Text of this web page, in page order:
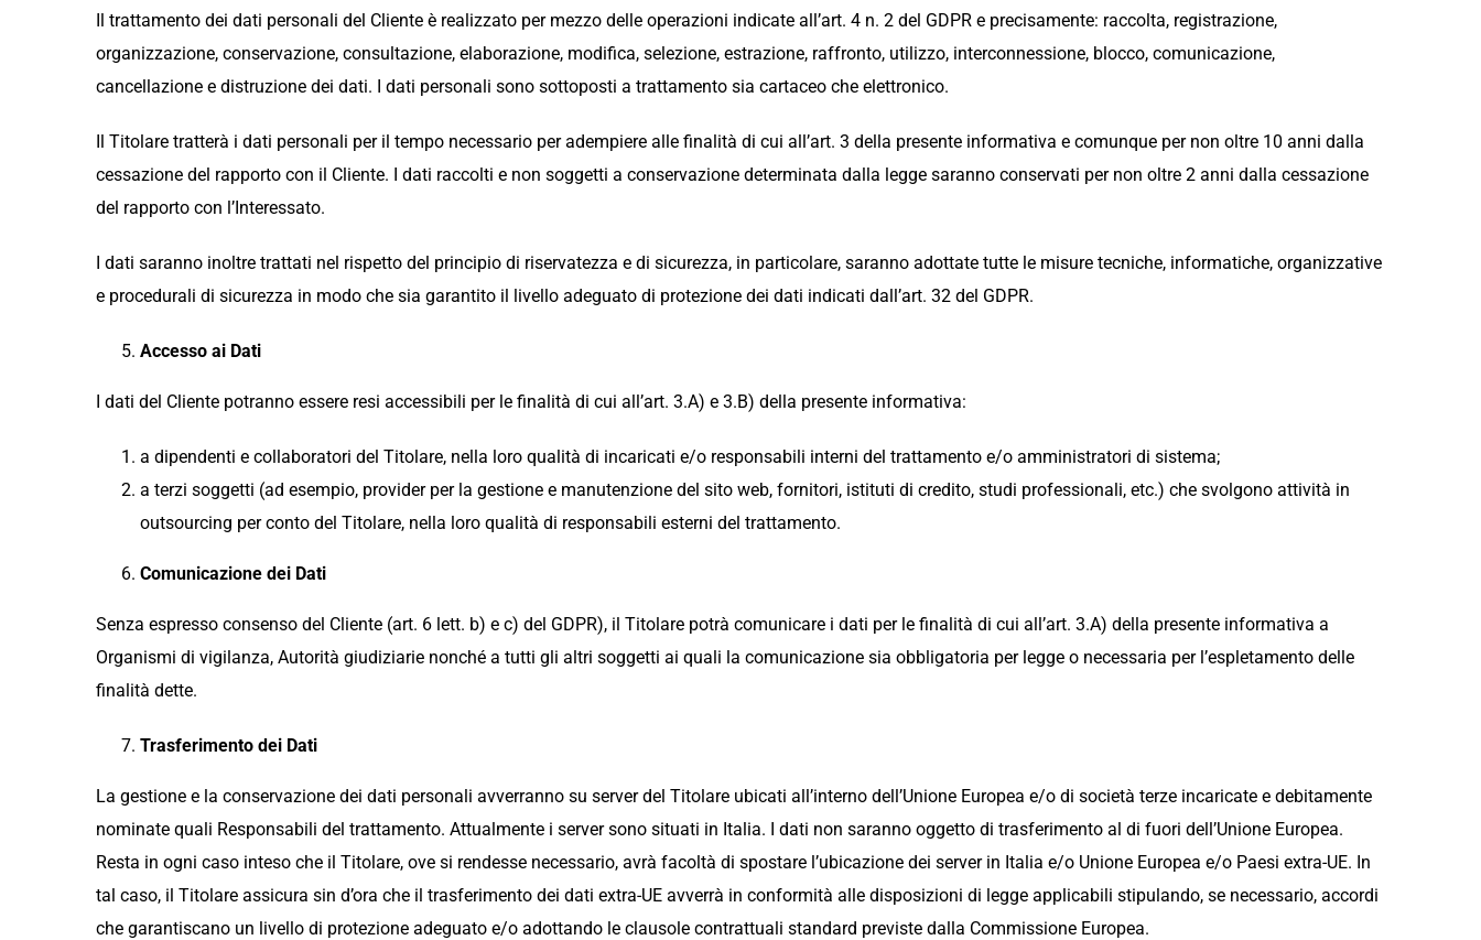
Il trattamento dei dati personali del Cliente è realizzato per mezzo delle operazioni indicate all’art. 4 n. 2 del GDPR e precisamente: raccolta, registrazione,
organizzazione, conservazione, consultazione, elaborazione, modifica, selezione, estrazione, raffronto, utilizzo, interconnessione, blocco, comunicazione,
cancellazione e distruzione dei dati. I dati personali sono sottoposti a trattamento sia cartaceo che elettronico.
Il Titolare tratterà i dati personali per il tempo necessario per adempiere alle finalità di cui all’art. 3 della presente informativa e comunque per non oltre 10 anni dalla
cessazione del rapporto con il Cliente. I dati raccolti e non soggetti a conservazione determinata dalla legge saranno conservati per non oltre 2 anni dalla cessazione
del rapporto con l’Interessato.
I dati saranno inoltre trattati nel rispetto del principio di riservatezza e di sicurezza, in particolare, saranno adottate tutte le misure tecniche, informatiche, organizzative
e procedurali di sicurezza in modo che sia garantito il livello adeguato di protezione dei dati indicati dall’art. 32 del GDPR.
Accesso ai Dati
I dati del Cliente potranno essere resi accessibili per le finalità di cui all’art. 3.A) e 3.B) della presente informativa:
a dipendenti e collaboratori del Titolare, nella loro qualità di incaricati e/o responsabili interni del trattamento e/o amministratori di sistema;
a terzi soggetti (ad esempio, provider per la gestione e manutenzione del sito web, fornitori, istituti di credito, studi professionali, etc.) che svolgono attività in
outsourcing per conto del Titolare, nella loro qualità di responsabili esterni del trattamento.
Comunicazione dei Dati
Senza espresso consenso del Cliente (art. 6 lett. b) e c) del GDPR), il Titolare potrà comunicare i dati per le finalità di cui all’art. 3.A) della presente informativa a
Organismi di vigilanza, Autorità giudiziarie nonché a tutti gli altri soggetti ai quali la comunicazione sia obbligatoria per legge o necessaria per l’espletamento delle
finalità dette.
Trasferimento dei Dati
La gestione e la conservazione dei dati personali avverranno su server del Titolare ubicati all’interno dell’Unione Europea e/o di società terze incaricate e debitamente
nominate quali Responsabili del trattamento. Attualmente i server sono situati in Italia. I dati non saranno oggetto di trasferimento al di fuori dell’Unione Europea.
Resta in ogni caso inteso che il Titolare, ove si rendesse necessario, avrà facoltà di spostare l’ubicazione dei server in Italia e/o Unione Europea e/o Paesi extra-UE. In
tal caso, il Titolare assicura sin d’ora che il trasferimento dei dati extra-UE avverrà in conformità alle disposizioni di legge applicabili stipulando, se necessario, accordi
che garantiscano un livello di protezione adeguato e/o adottando le clausole contrattuali standard previste dalla Commissione Europea.